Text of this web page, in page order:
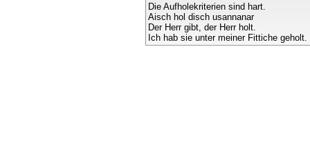
Die Aufholekriterien sind hart.
Aisch hol disch usannanar
Der Herr gibt, der Herr holt.
Ich hab sie unter meiner Fittiche geholt.